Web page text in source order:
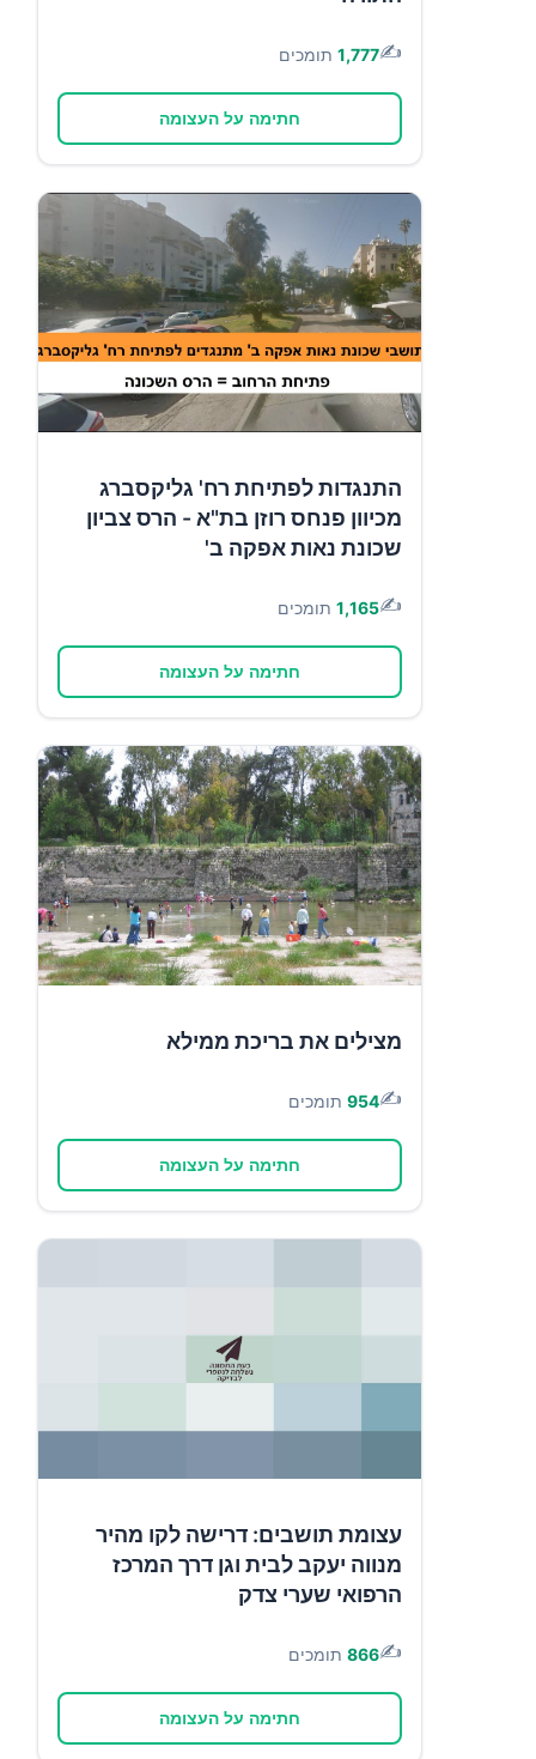
✍️
1,777 תומכים
חתימה על העצומה
התנגדות לפתיחת רח' גליקסברג
מכיוון פנחס רוזן בת"א - הרס צביון
שכונת נאות אפקה ב'
✍️
1,165 תומכים
חתימה על העצומה
מצילים את בריכת ממילא
✍️
954 תומכים
חתימה על העצומה
עצומת תושבים: דרישה לקו מהיר
מנווה יעקב לבית וגן דרך המרכז
הרפואי שערי צדק
✍️
866 תומכים
חתימה על העצומה